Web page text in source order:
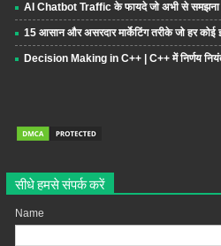
AI Chatbot Traffic के फायदे जो अभी से समझना
15 आसान और असरदार मार्केटिंग तरीके जो हर
Decision Making in C++ | C++ में निर्णय
सीधे हमसे संपर्क करें
Name